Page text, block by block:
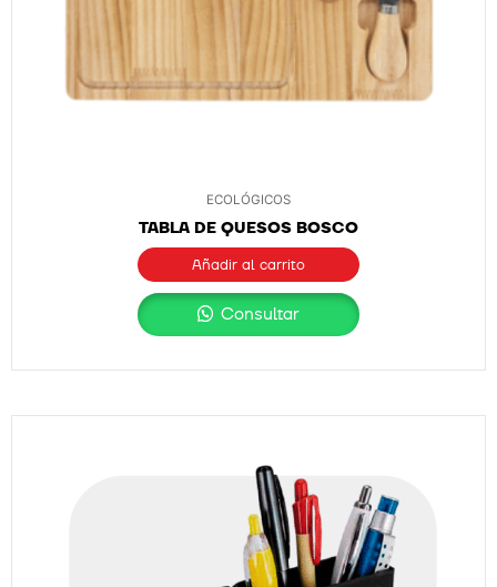
ECOLÓGICOS
TABLA DE QUESOS BOSCO
Añadir al carrito
Consultar